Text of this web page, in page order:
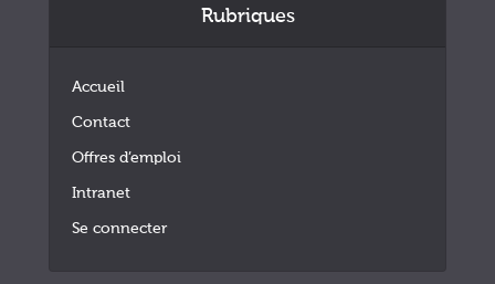
Rubriques
Accueil
Contact
Offres d’emploi
Intranet
Se connecter